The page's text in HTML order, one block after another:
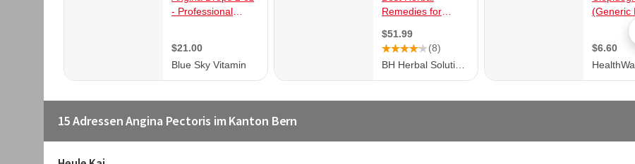
15 Adressen Angina Pectoris im Kanton Bern